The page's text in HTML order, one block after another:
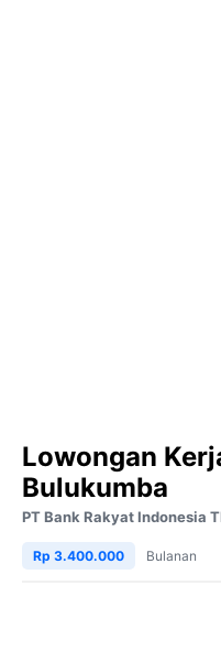
Lowongan
Bulukumba
PT Bank Rakyat Indonesia
Rp 3.400.000 Bulanan